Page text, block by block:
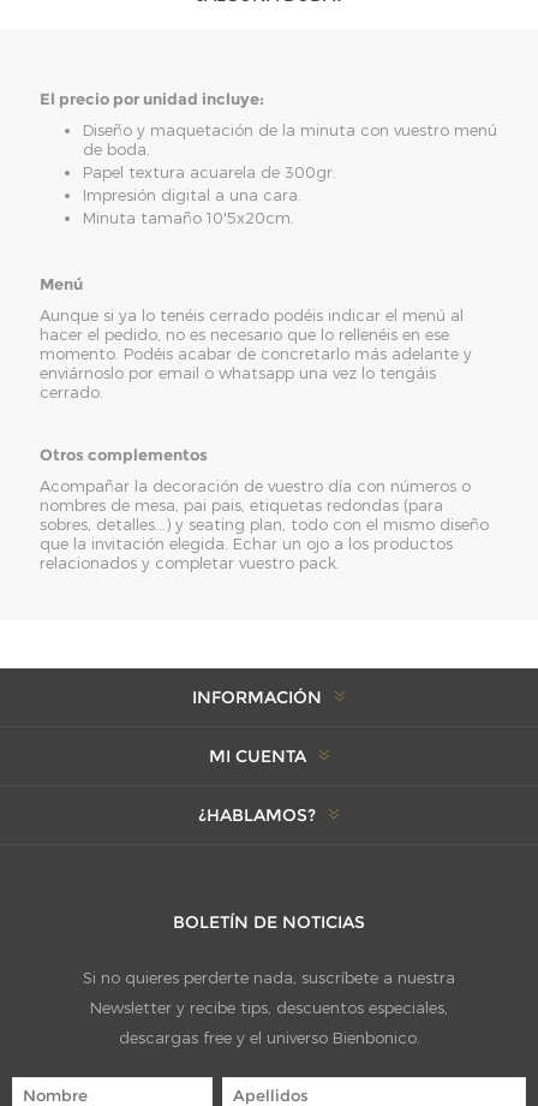
El precio por unidad incluye:
Diseño y maquetación de la minuta con vuestro menú
de boda.
Papel textura acuarela de 300gr.
Impresión digital a una cara.
Minuta tamaño 10'5x20cm.
Menú
Aunque si ya lo tenéis cerrado podéis indicar el menú al
hacer el pedido, no es necesario que lo rellenéis en ese
momento. Podéis acabar de concretarlo más adelante y
enviárnoslo por email o whatsapp una vez lo tengáis
cerrado.
Otros complementos
Acompañar la decoración de vuestro día con números o
nombres de mesa, pai pais, etiquetas redondas (para
sobres, detalles...) y seating plan, todo con el mismo diseño
que la invitación elegida. Echar un ojo a los productos
relacionados y completar vuestro pack.
INFORMACIÓN
MI CUENTA
¿HABLAMOS?
BOLETÍN DE NOTICIAS
Si no quieres perderte nada, suscríbete a nuestra
Newsletter y recibe tips, descuentos especiales,
descargas free y el universo Bienbonico.